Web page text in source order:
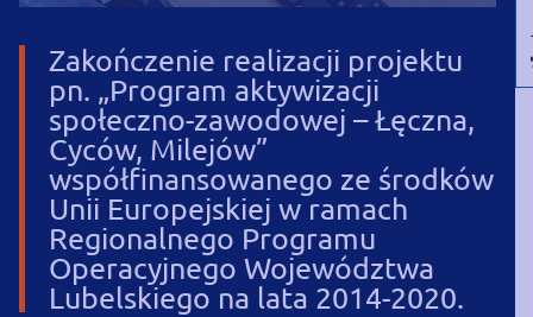
Zakończenie realizacji projektu
pn. „Program aktywizacji
społeczno-zawodowej – Łęczna,
Cyców, Milejów”
współfinansowanego ze środków
Unii Europejskiej w ramach
Regionalnego Programu
Operacyjnego Województwa
Lubelskiego na lata 2014-2020.